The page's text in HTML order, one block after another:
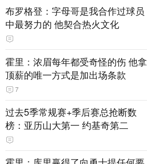
布罗格登：字母哥是我合作过球员
中最努力的 他契合热火文化
霍里：浓眉每年都受奇怪的伤 他拿
顶薪的唯一方式是加出场条款
7
过去5季常规赛+季后赛总抢断数
榜：亚历山大第一 约基奇第二